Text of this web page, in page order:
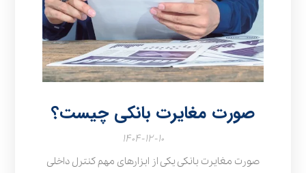
صورت مغایرت بانکی چیست؟
۱۴۰۴-۱۲-۱۰
صورت مغایرت بانکی یکی از ابزارهای مهم کنترل داخلی